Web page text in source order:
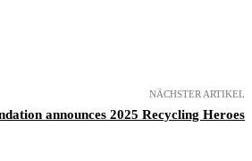
NÄCHSTER ARTIKEL
announces 2025 Recycling Heroes